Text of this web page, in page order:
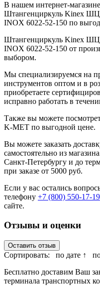
В нашем интернет-
Штангенциркуль Kinex
INOX 6022-52-150 по
Штангенциркуль Kinex
INOX 6022-52-150 от
выбором.
Мы специализируемся на
инструментов оптом и в
приобретаете
исправно работать в
Также вы можете
K-MET по выгодной цене.
Вы можете заказать
самостоятельно из
Санкт-Петербургу и до
при заказе от 5000 руб.
Если у вас остались
телефону +7 (800) 550-17-19
сайте.
Отзывы и оценки
Оставить отзыв
Сортировать: по дате ↑
Бесплатно доставим Ваш
терминала транспортных